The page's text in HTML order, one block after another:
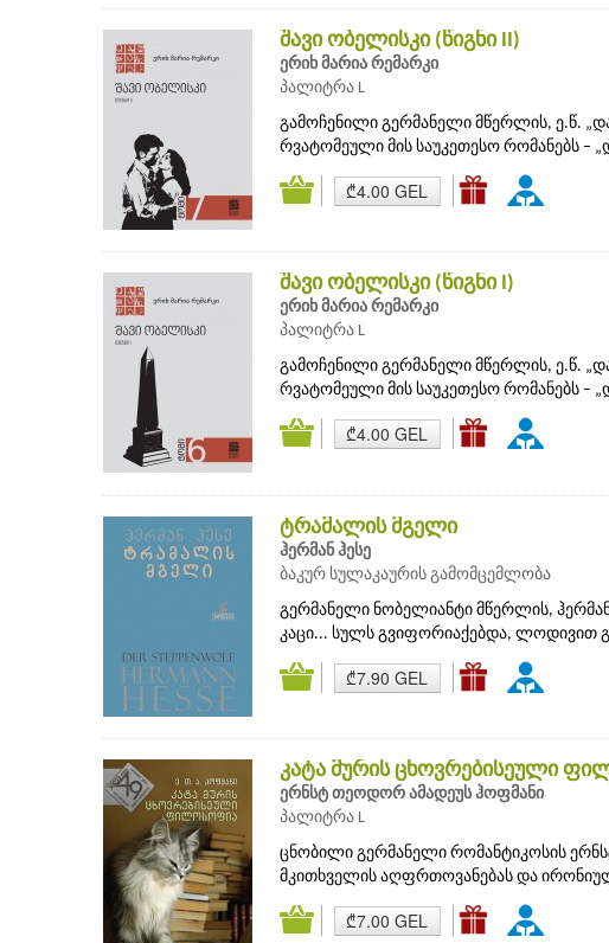
შავი ობელისკი (წიგნი II)
ერიხ მარია რემარკი
პალიტრა L
გამოჩენილი გერმანელი მწერლის, ე.წ.
რვატომეული მის საუკეთესო რომანებს –
₾4.00 GEL
შავი ობელისკი (წიგნი I)
ერიხ მარია რემარკი
პალიტრა L
გამოჩენილი გერმანელი მწერლის, ე.წ.
რვატომეული მის საუკეთესო რომანებს –
₾4.00 GEL
ტრამალის მგელი
ჰერმან ჰესე
ბაკურ სულაკაურის გამომცემლობა
გერმანელი ნობელიანტი მწერლის,
კაცი... სულს გვიფორიაქებდა, ლოდივით
₾7.90 GEL
კატა მურის ცხოვრებისეული
ერნსტ თეოდორ ამადეუს ჰოფმანი
პალიტრა L
ცნობილი გერმანელი რომანტიკოსის
მკითხველის აღფრთოვანებას და
₾7.00 GEL